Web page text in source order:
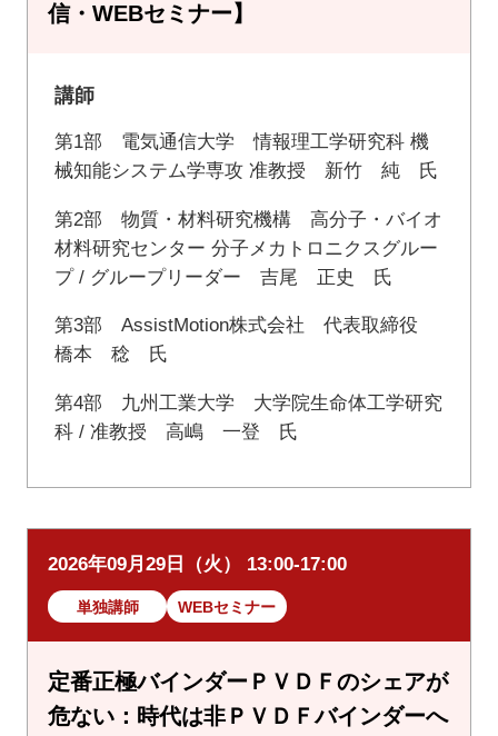
信・WEBセミナー】
講師
第1部 電気通信大学 情報理工学研究科 機
械知能システム学専攻 准教授 新竹 純 氏
第2部 物質・材料研究機構 高分子・バイオ
材料研究センター 分子メカトロニクスグルー
プ / グループリーダー 吉尾 正史 氏
第3部 AssistMotion株式会社 代表取締役
橋本 稔 氏
第4部 九州工業大学 大学院生命体工学研究
科 / 准教授 高嶋 一登 氏
2026年09月29日（火） 13:00-17:00
単独講師 WEBセミナー
定番正極バインダーＰＶＤＦのシェアが
危ない：時代は非ＰＶＤＦバインダーへ